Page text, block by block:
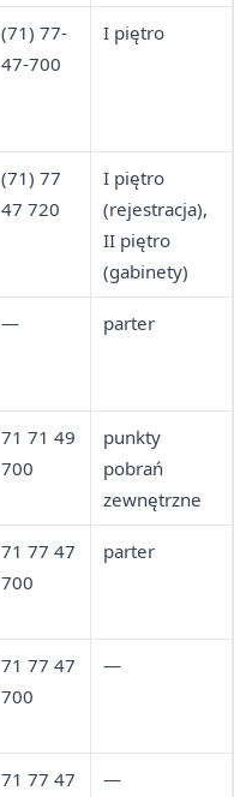
(71) 77-
47-700
I piętro
(71) 77
47 720
I piętro
(rejestracja),
II piętro
(gabinety)
— parter
71 71 49
700
punkty
pobrań
zewnętrzne
71 77 47
700
parter
71 77 47
700
—
71 77 47
—